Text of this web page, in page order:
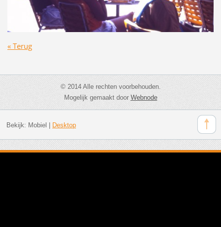
« Terug
© 2014 Alle rechten voorbehouden.
Mogelijk gemaakt doorWebnode
Bekijk: Mobiel Desktop